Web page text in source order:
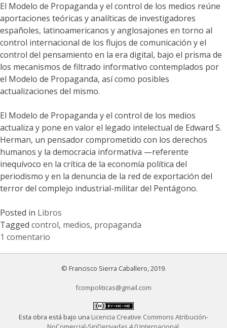
El Modelo de Propaganda y el control de los medios reúne
aportaciones teóricas y analíticas de investigadores
españoles, latinoamericanos y anglosajones en torno al
control internacional de los flujos de comunicación y el
control del pensamiento en la era digital, bajo el prisma de
los mecanismos de filtrado informativo contemplados por
el Modelo de Propaganda, así como posibles
actualizaciones del mismo.
El Modelo de Propaganda y el control de los medios
actualiza y pone en valor el legado intelectual de Edward S.
Herman, un pensador comprometido con los derechos
humanos y la democracia informativa —referente
inequívoco en la crítica de la economía política del
periodismo y en la denuncia de la red de exportación del
terror del complejo industrial-militar del Pentágono.
Posted in Libros
Tagged control, medios, propaganda
1 comentario
© Francisco Sierra Caballero, 2019.
fcompoliticas@gmail.com
Esta obra está bajo una Licencia Creative Commons Atribución-